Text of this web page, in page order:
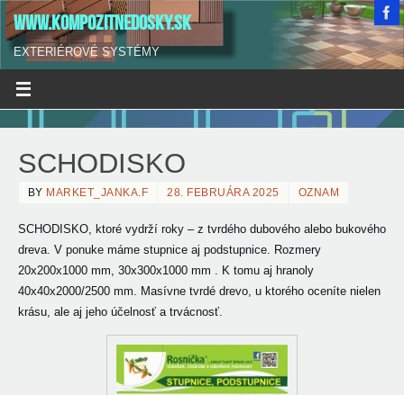
WWW.KOMPOZITNEDOSKY.SK
EXTERIÉROVÉ SYSTÉMY
SCHODISKO
BY MARKET_JANKA.F 28. FEBRUÁRA 2025 OZNAM
SCHODISKO, ktoré vydrží roky – z tvrdého dubového alebo bukového
dreva. V ponuke máme stupnice aj podstupnice. Rozmery
20x200x1000 mm, 30x300x1000 mm . K tomu aj hranoly
40x40x2000/2500 mm. Masívne tvrdé drevo, u ktorého oceníte nielen
krásu, ale aj jeho účelnosť a trvácnosť.